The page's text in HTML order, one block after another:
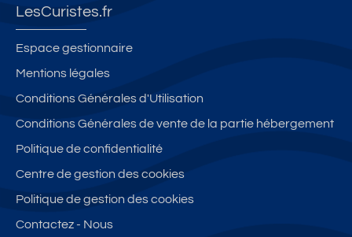
LesCuristes.fr
Espace gestionnaire
Mentions légales
Conditions Générales d'Utilisation
Conditions Générales de vente de la partie hébergement
Politique de confidentialité
Centre de gestion des cookies
Politique de gestion des cookies
Contactez - Nous